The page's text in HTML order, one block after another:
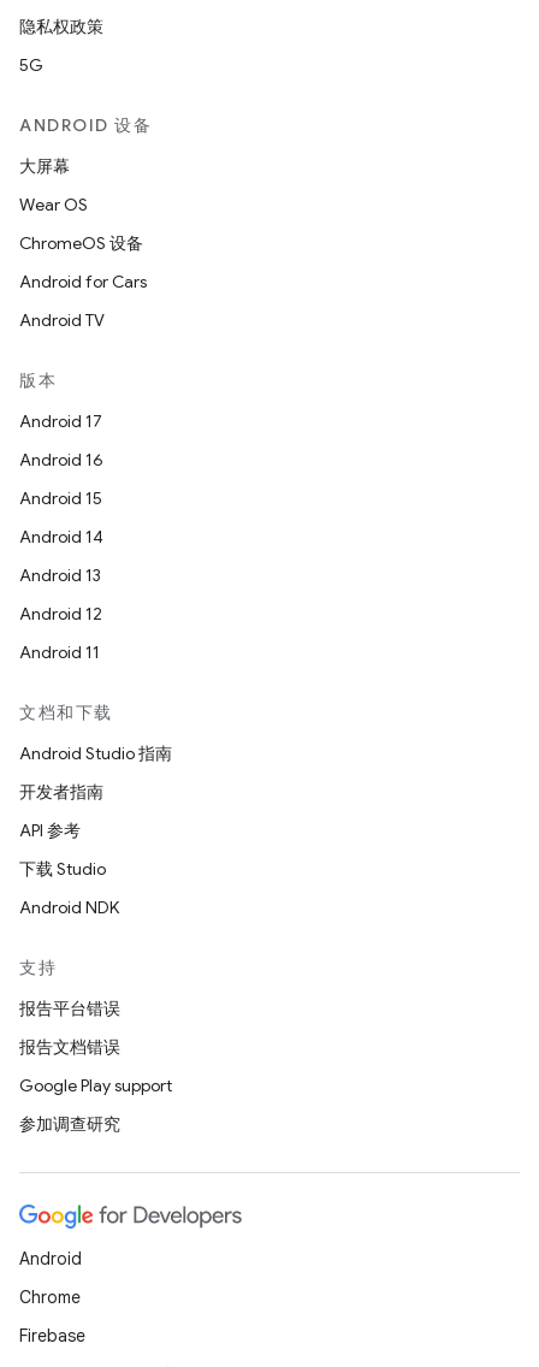
隐私权政策
5G
ANDROID 设备
大屏幕
Wear OS
ChromeOS 设备
Android for Cars
Android TV
版本
Android 17
Android 16
Android 15
Android 14
Android 13
Android 12
Android 11
文档和下载
Android Studio 指南
开发者指南
API 参考
下载 Studio
Android NDK
支持
报告平台错误
报告文档错误
Google Play support
参加调查研究
Android
Chrome
Firebase